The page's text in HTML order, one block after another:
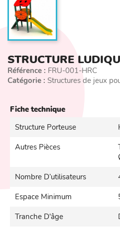
STRUCTURE
Référence : FRU-001-HRC
Catégorie : Structures de jeux
Fiche technique
Structure Porteuse
Autres Pièces
Nombre D’utilisateurs
Espace Minimum
Tranche D'âge